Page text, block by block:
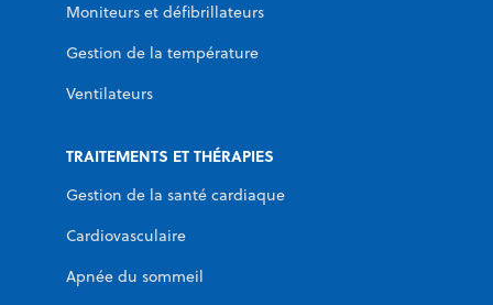
Moniteurs et défibrillateurs
Gestion de la température
Ventilateurs
TRAITEMENTS ET THÉRAPIES
Gestion de la santé cardiaque
Cardiovasculaire
Apnée du sommeil